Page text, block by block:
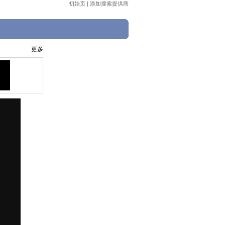
初始页 | 添加搜索提供商
更多